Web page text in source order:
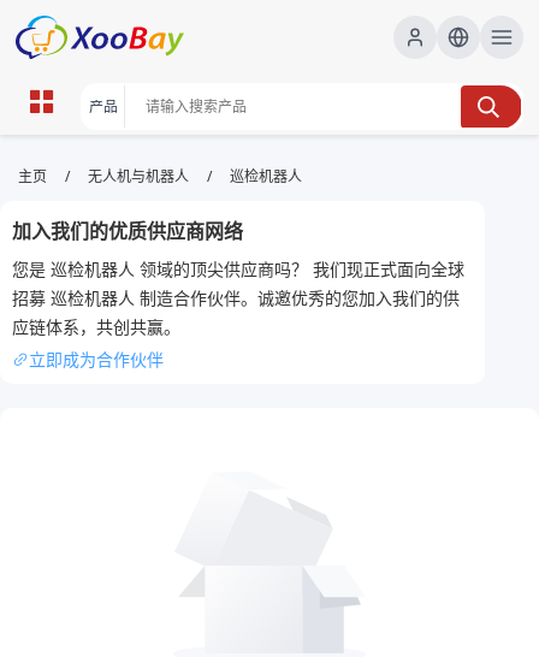
巡检机器人 | XOOBAY B2B/B2C
Marketplace
巡检机器人,自动化巡检,工业运维, wholesale 巡检机器
人, XOOBAY
智能巡检机器人提升运维效率与安全监控能力
主页 / 无人机与机器人 / 巡检机器人
加入我们的优质供应商网络
您是 巡检机器人 领域的顶尖供应商吗？ 我们现正式面向全球
招募 巡检机器人 制造合作伙伴。诚邀优秀的您加入我们的供
应链体系，共创共赢。
立即成为合作伙伴